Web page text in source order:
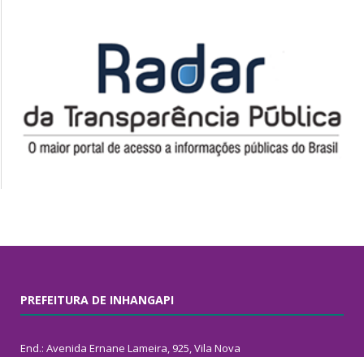
PREFEITURA DE INHANGAPI
End.: Avenida Ernane Lameira, 925, Vila Nova